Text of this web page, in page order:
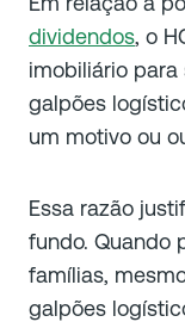
dividendos, o
imobiliário para
galpões
um motivo ou
Essa razão
fundo. Quando
famílias,
galpões